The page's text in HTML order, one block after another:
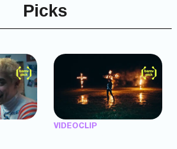
Picks
VIDEOCLIP